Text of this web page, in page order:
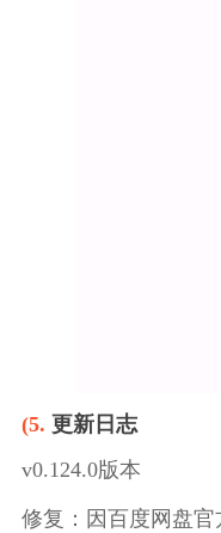
(5. 更新日志
v0.124.0版本
修复：因百度网盘